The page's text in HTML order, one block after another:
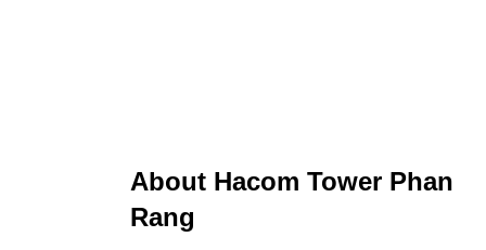
About Hacom Tower Phan
Rang